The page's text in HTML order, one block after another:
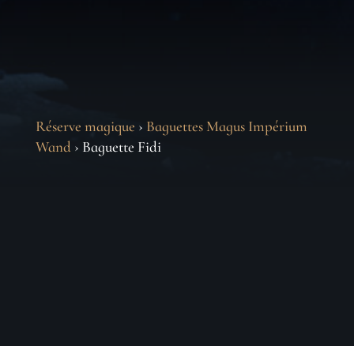
Réserve magique › Baguettes Magus Impérium
Wand› Baguette Fidi